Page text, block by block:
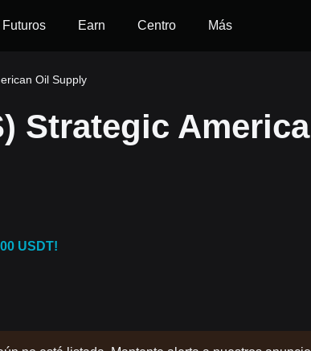
Futuros Earn Centro Más
Oil Supply
Strategic
USDT!